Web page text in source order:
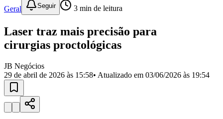
Bairros de Barueri
Selecione sua regiãoPara notícias da sua região
JubranBelval
VistaCalifórniaCarapicuíbaCentroChácaras MarcoCidades da
Região
Militar
Califórnia Jardim dos Altos
Esperança Jardim Graziela
Geral Seguir 3 min de leitura
Laser traz mais precisão para
cirurgias proctológicas
JB Negócios
29 de abril de 2026 às 15:58• Atualizado em 03/06/2026 às 19:54